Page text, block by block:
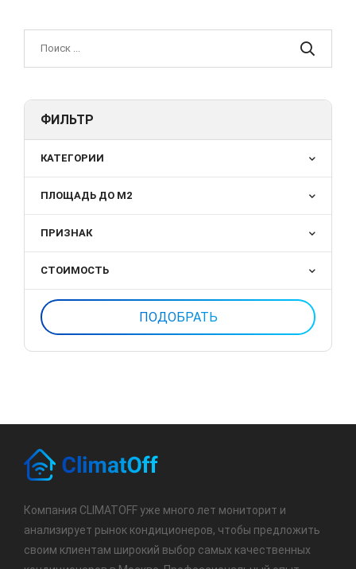
ФИЛЬТР
КАТЕГОРИИ
ПЛОЩАДЬ ДО М2
ПРИЗНАК
СТОИМОСТЬ
Компания CLIMATOFF уже много лет мониторит и
анализирует рынок кондиционеров, чтобы предложить
своим клиентам широкий выбор самых качественных